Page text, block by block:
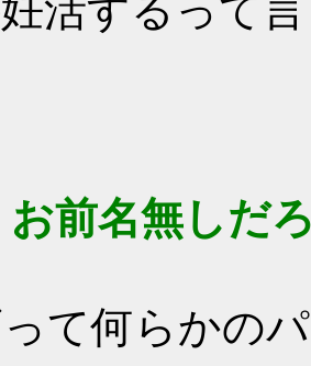
活するって
お前名無しだ
て何らかの